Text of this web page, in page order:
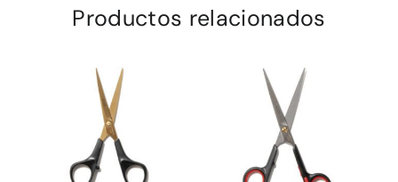
Productos relacionados